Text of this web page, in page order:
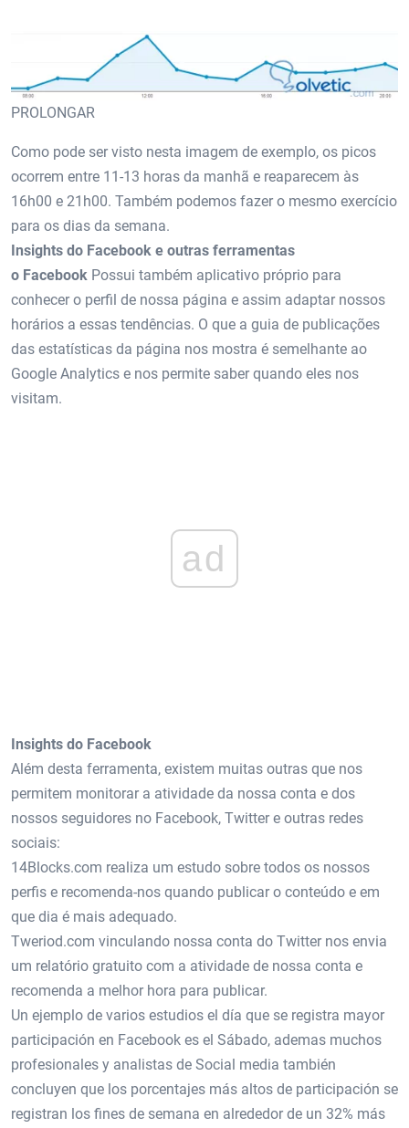
PROLONGAR
Como pode ser visto nesta imagem de exemplo, os picos
ocorrem entre 11-13 horas da manhã e reaparecem às
16h00 e 21h00. Também podemos fazer o mesmo exercício
para os dias da semana.
Insights do Facebook e outras ferramentas
o Facebook Possui também aplicativo próprio para
conhecer o perfil de nossa página e assim adaptar nossos
horários a essas tendências. O que a guia de publicações
das estatísticas da página nos mostra é semelhante ao
Google Analytics e nos permite saber quando eles nos
visitam.
ad
Insights do Facebook
Além desta ferramenta, existem muitas outras que nos
permitem monitorar a atividade da nossa conta e dos
nossos seguidores no Facebook, Twitter e outras redes
sociais:
14Blocks.com realiza um estudo sobre todos os nossos
perfis e recomenda-nos quando publicar o conteúdo e em
que dia é mais adequado.
Tweriod.com vinculando nossa conta do Twitter nos envia
um relatório gratuito com a atividade de nossa conta e
recomenda a melhor hora para publicar.
Un ejemplo de varios estudios el día que se registra mayor
participación en Facebook es el Sábado, ademas muchos
profesionales y analistas de Social media también
concluyen que los porcentajes más altos de participación se
registran los fines de semana en alrededor de un 32% más